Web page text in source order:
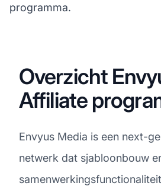
programma.
Overzicht
Affiliate
Envyus Media is een next-
netwerk dat sjabloonbouw